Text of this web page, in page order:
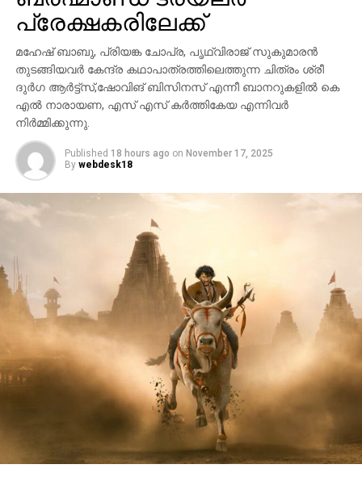
പ്രേക്ഷകരിലേക്ക്
മഹേഷ് ബാബു, പ്രിയങ്ക ചോപ്ര, പൃഥ്വിരാജ് സുകുമാരൻ
തുടങ്ങിയവർ കേന്ദ്ര കഥാപാത്രത്തിലെത്തുന്ന ചിത്രം ശ്രീ
ദുർഗ ആർട്ട്സ്,ഷോവിങ് ബിസിനസ് എന്നീ ബാനറുകളിൽ കെ
എൽ നാരായണ, എസ് എസ് കർത്തികേയ എന്നിവർ
നിർമ്മിക്കുന്നു.
Published 18 hours ago on November 17, 2025
By webdesk18